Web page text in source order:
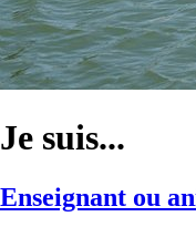
Je suis...
Enseignant ou